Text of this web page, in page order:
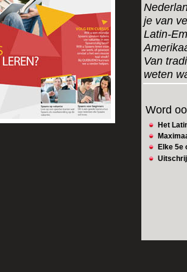
je van
Latin-
Van
weten
Word
Het
Elke 5e